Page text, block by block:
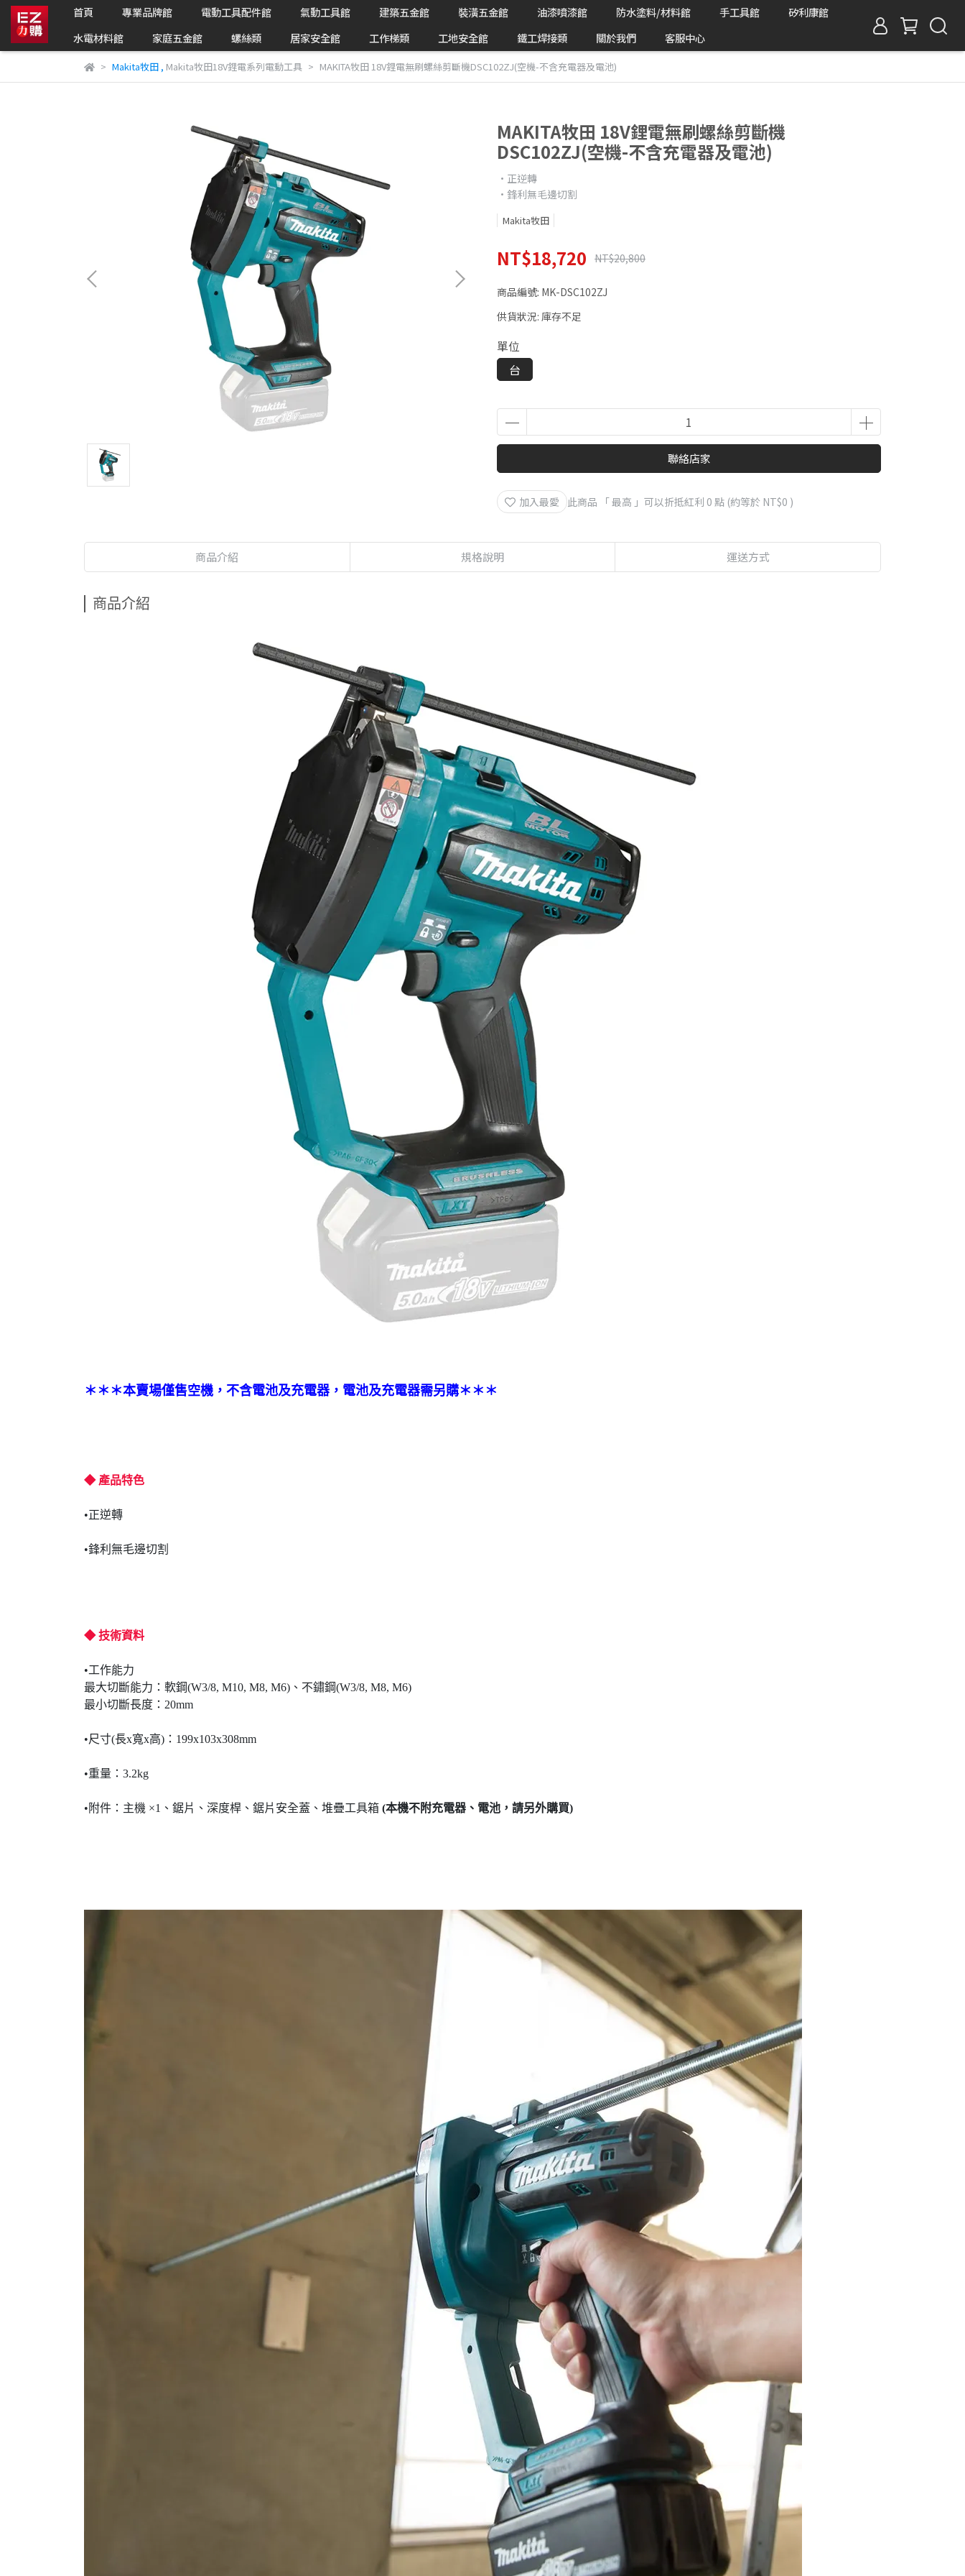
首頁 專業品牌館 電動工具配件館 氣動工具館 建築五金館 裝潢五金館 油漆噴漆館 防水塗料/材料館 手工具館
矽利康館
水電材料館
家庭五金館 螺絲類 居家安全館 工作梯類 工地安全館 鐵工焊接類 關於我們 客服中心
Makita牧田, Makita牧田18V鋰電系列電動工具 MAKITA牧田 18V鋰電無刷螺絲剪斷機DSC102ZJ(空機-不含充電器及電池)
MAKITA牧田 18V鋰電無刷螺絲剪斷機
DSC102ZJ(空機-不含充電器及電池)
•正逆轉
•鋒利無毛邊切割
Makita牧田
NT$18,720 NT$20,800
商品編號: MK-DSC102ZJ
供貨狀況: 庫存不足
單位
台
聯絡店家
加入最愛 此商品 「 最高 」可以折抵紅利 0 點 (約等於 NT$0 )
商品介紹 規格說明 運送方式
商品介紹
＊＊＊本賣場僅售空機，不含電池及充電器，電池及充電器需另購＊＊＊
◆ 產品特色
•正逆轉
•鋒利無毛邊切割
◆ 技術資料
•工作能力
最大切斷能力：軟鋼(W3/8, M10, M8, M6)、不鏽鋼(W3/8, M8, M6)
最小切斷長度：20mm
•尺寸(長x寬x高)：199x103x308mm
•重量：3.2kg
•附件：主機 ×1、鋸片、深度桿、鋸片安全蓋、堆疊工具箱 (本機不附充電器、電池，請另外購買)